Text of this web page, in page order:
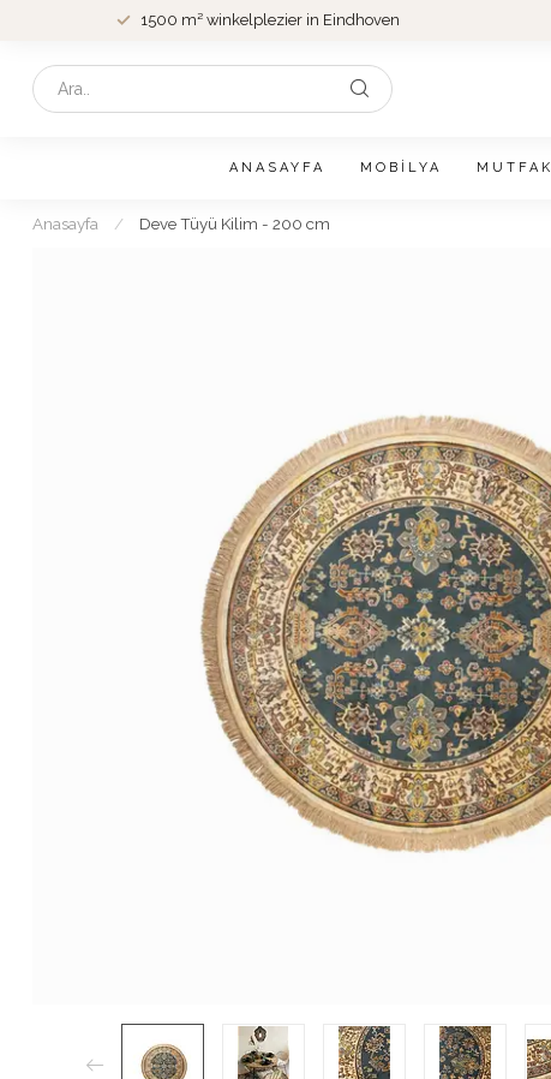
1500 m² winkelplezier in Eindhoven
ANASAYFA MOBILYA MUTFAK
Anasayfa / Deve Tüyü Kilim - 200 cm